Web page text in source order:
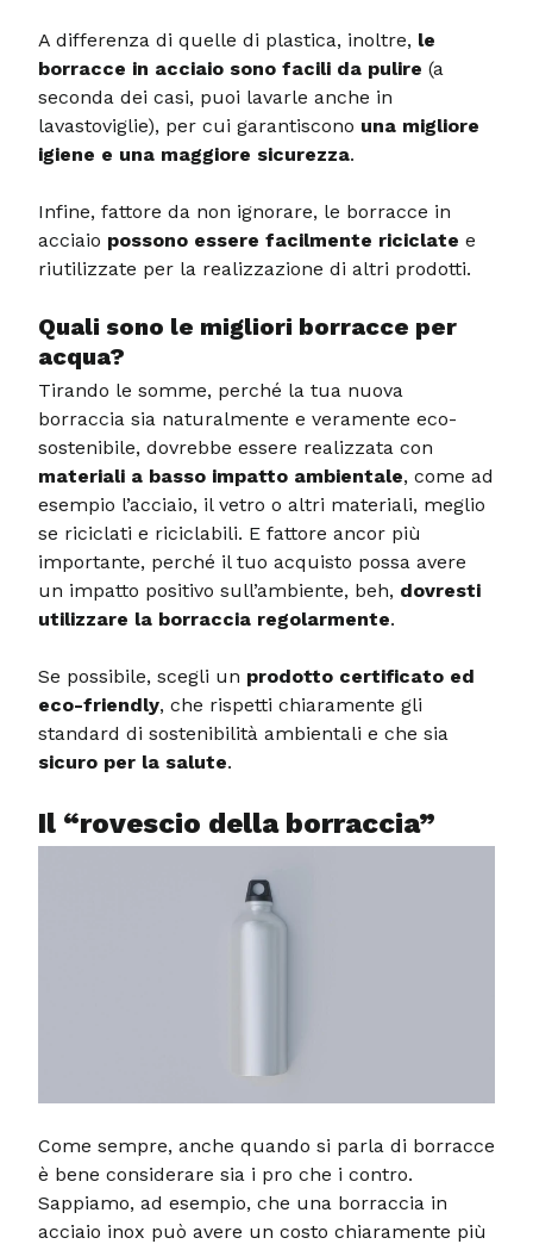
A differenza di quelle di plastica, inoltre, le
borracce in acciaio sono facili da pulire (a
seconda dei casi, puoi lavarle anche in
lavastoviglie), per cui garantiscono una migliore
igiene e una maggiore sicurezza.
Infine, fattore da non ignorare, le borracce in
acciaio possono essere facilmente riciclate e
riutilizzate per la realizzazione di altri prodotti.
Quali sono le migliori borracce per
acqua?
Tirando le somme, perché la tua nuova
borraccia sia naturalmente e veramente eco-
sostenibile, dovrebbe essere realizzata con
materiali a basso impatto ambientale, come ad
esempio l’acciaio, il vetro o altri materiali, meglio
se riciclati e riciclabili. E fattore ancor più
importante, perché il tuo acquisto possa avere
un impatto positivo sull’ambiente, beh, dovresti
utilizzare la borraccia regolarmente.
Se possibile, scegli un prodotto certificato ed
eco-friendly, che rispetti chiaramente gli
standard di sostenibilità ambientali e che sia
sicuro per la salute.
Il “rovescio della borraccia”
Come sempre, anche quando si parla di borracce
è bene considerare sia i pro che i contro.
Sappiamo, ad esempio, che una borraccia in
acciaio inox può avere un costo chiaramente più